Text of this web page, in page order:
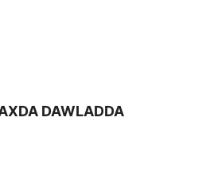
DAWLADDA